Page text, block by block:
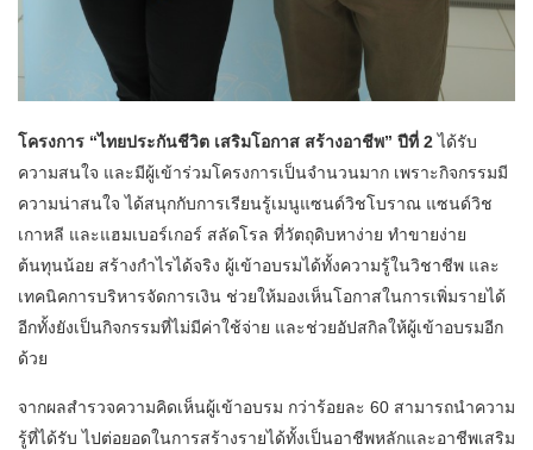
โครงการ “ไทยประกันชีวิต เสริมโอกาส สร้างอาชีพ” ปีที่ 2ได้รับ
ความสนใจ และมีผู้เข้าร่วมโครงการเป็นจำนวนมาก เพราะกิจกรรมมี
ความน่าสนใจ ได้สนุกกับการเรียนรู้เมนูแซนด์วิชโบราณ แซนด์วิช
เกาหลี และแฮมเบอร์เกอร์ สลัดโรล ที่วัตถุดิบหาง่าย ทำขายง่าย
ต้นทุนน้อย สร้างกำไรได้จริง ผู้เข้าอบรมได้ทั้งความรู้ในวิชาชีพ และ
เทคนิคการบริหารจัดการเงิน ช่วยให้มองเห็นโอกาสในการเพิ่มรายได้
อีกทั้งยังเป็นกิจกรรมที่ไม่มีค่าใช้จ่าย และช่วยอัปสกิลให้ผู้เข้าอบรมอีก
ด้วย
จากผลสำรวจความคิดเห็นผู้เข้าอบรม กว่าร้อยละ 60 สามารถนำความ
รู้ที่ได้รับ ไปต่อยอดในการสร้างรายได้ทั้งเป็นอาชีพหลักและอาชีพเสริม